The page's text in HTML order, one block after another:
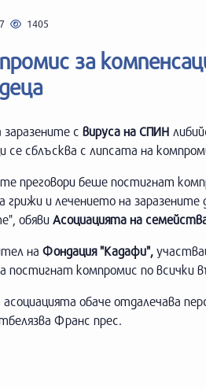
1405
за
с вируса на СПИН
се сблъсква с липсата на
преговори беше постигнат
грижи и лечението на
обяви Асоциацията на
на Фондация "Кадафи",
постигнат компромис по всички
обаче отдалечава
Франс прес.